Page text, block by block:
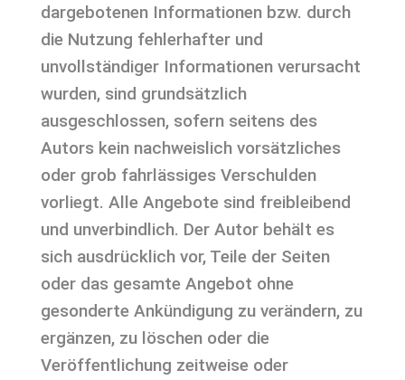
dargebotenen Informationen bzw. durch
die Nutzung fehlerhafter und
unvollständiger Informationen verursacht
wurden, sind grundsätzlich
ausgeschlossen, sofern seitens des
Autors kein nachweislich vorsätzliches
oder grob fahrlässiges Verschulden
vorliegt. Alle Angebote sind freibleibend
und unverbindlich. Der Autor behält es
sich ausdrücklich vor, Teile der Seiten
oder das gesamte Angebot ohne
gesonderte Ankündigung zu verändern, zu
ergänzen, zu löschen oder die
Veröffentlichung zeitweise oder